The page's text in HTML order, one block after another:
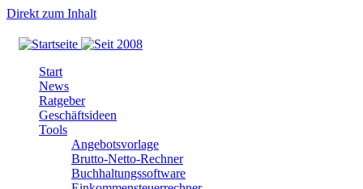
Direkt zum Inhalt
Start
News
Ratgeber
Geschäftsideen
Tools
Angebotsvorlage
Brutto-Netto-Rechner
Buchhaltungssoftware